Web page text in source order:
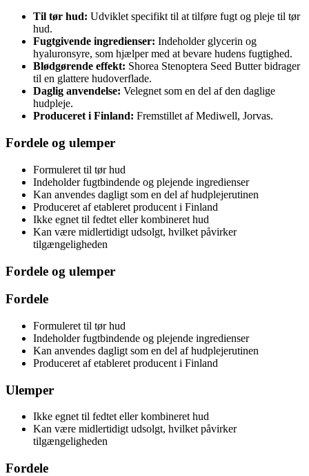
Til tør hud: Udviklet specifikt til at tilføre fugt og pleje til tør
hud.
Fugtgivende ingredienser: Indeholder glycerin og
hyaluronsyre, som hjælper med at bevare hudens fugtighed.
Blødgørende effekt: Shorea Stenoptera Seed Butter bidrager
til en glattere hudoverflade.
Daglig anvendelse: Velegnet som en del af den daglige
hudpleje.
Produceret i Finland: Fremstillet af Mediwell, Jorvas.
Fordele og ulemper
Formuleret til tør hud
Indeholder fugtbindende og plejende ingredienser
Kan anvendes dagligt som en del af hudplejerutinen
Produceret af etableret producent i Finland
Ikke egnet til fedtet eller kombineret hud
Kan være midlertidigt udsolgt, hvilket påvirker
tilgængeligheden
Fordele og ulemper
Fordele
Formuleret til tør hud
Indeholder fugtbindende og plejende ingredienser
Kan anvendes dagligt som en del af hudplejerutinen
Produceret af etableret producent i Finland
Ulemper
Ikke egnet til fedtet eller kombineret hud
Kan være midlertidigt udsolgt, hvilket påvirker
tilgængeligheden
Fordele